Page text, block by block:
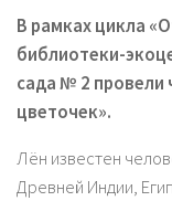
В рамках цикла
библиотеки-
сада № 2 провели
цветочек».
Лён известен
Древней Индии,